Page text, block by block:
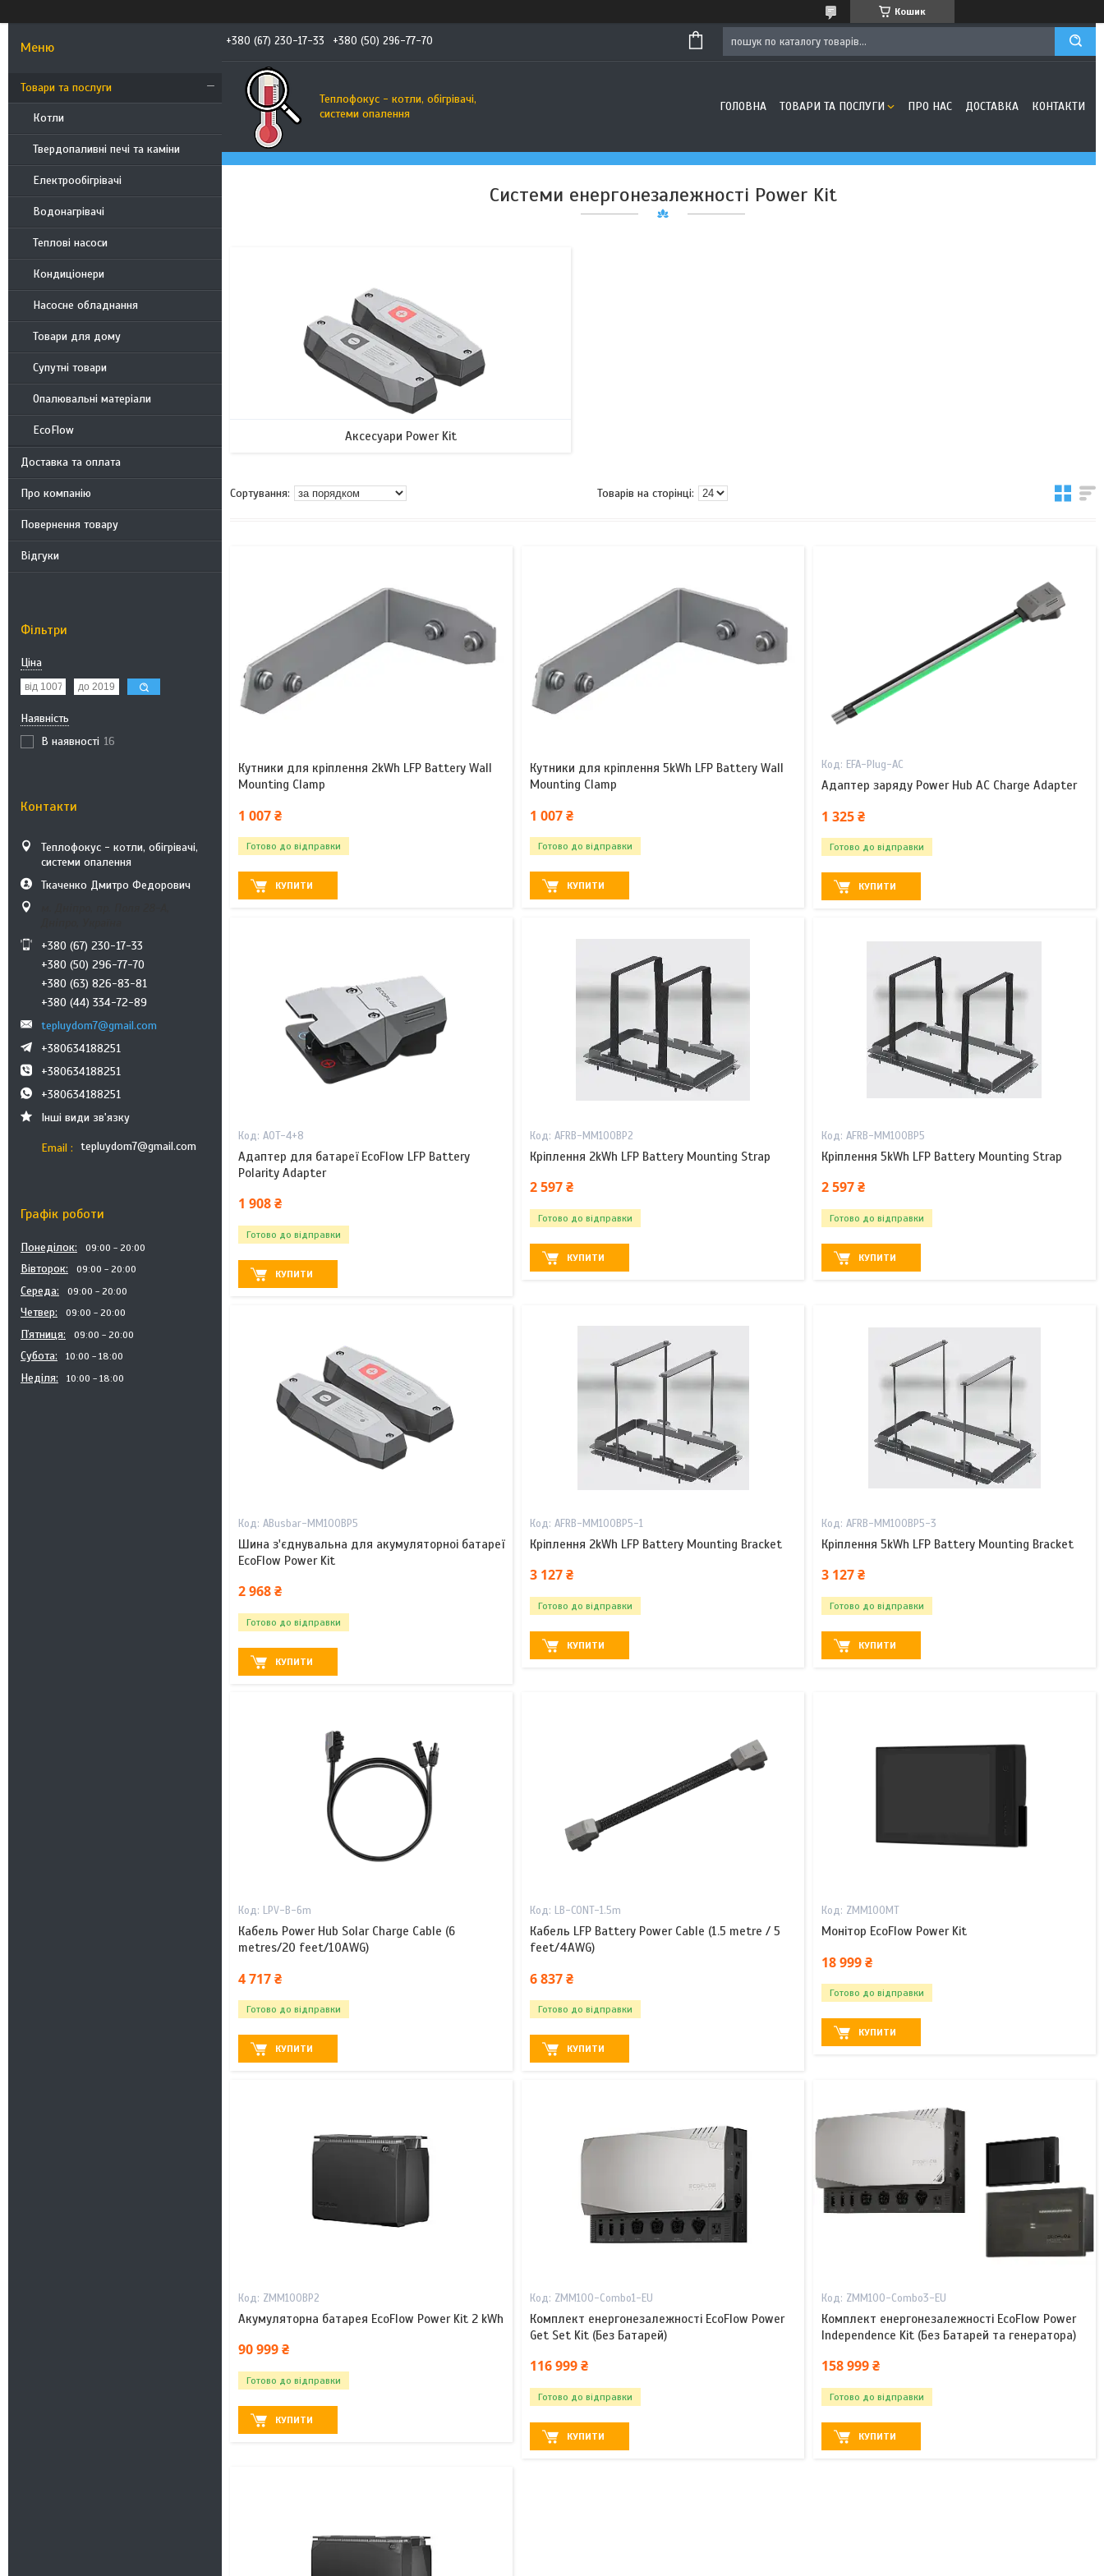
Кошик
Товари та послуги
Котли
Твердопаливні печі та каміни
Електрообігрівачі
Водонагрівачі
Теплові насоси
Кондиціонери
Насосне обладнання
Товари для дому
Супутні товари
Опалювальні матеріали
EcoFlow
Доставка та оплата
Про компанію
Повернення товару
Відгуки
Фільтри
Ціна
Наявність
В наявності 16
Контакти
Теплофокус - котли, обігрівачі,
системи опалення
Ткаченко Дмитро Федорович
+380 (67) 230-17-33
+380 (50) 296-77-70
+380 (63) 826-83-81
+380 (44) 334-72-89
tepluydom7@gmail.com
+380634188251
+380634188251
+380634188251
Інші види зв'язку
Email tepluydom7@gmail.com
Графік роботи
Понеділок 09:00 20:00
Вівторок 09:00 20:00
Середа 09:00 20:00
Четвер 09:00 20:00
Пʼятниця 09:00 20:00
Субота 10:00 18:00
Неділя 10:00 18:00
+380 (67) 230-17-33 +380 (50) 296-77-70
Теплофокус - котли, обігрівачі,
системи опалення
ГОЛОВНА ТОВАРИ ТА ПОСЛУГИ ПРО НАС ДОСТАВКА КОНТАКТИ
Cистеми енергонезалежності Power Kit
1
Аксесуари Power Kit
Кутники для кріплення 2kWh LFP Battery Wall
Mounting Clamp
1 007 ₴
Готово до відправки
КУПИТИ
Кутники для кріплення 5kWh LFP Battery Wall
Mounting Clamp
1 007 ₴
Готово до відправки
КУПИТИ
EFA-Plug-AC
Адаптер заряду Power Hub AC Charge Adapter
1 325 ₴
Готово до відправки
КУПИТИ
AOT-4+8
Адаптер для батареї EcoFlow LFP Battery
Polarity Adapter
1 908 ₴
Готово до відправки
КУПИТИ
AFRB-MM100BP2
Кріплення 2kWh LFP Battery Mounting Strap
2 597 ₴
Готово до відправки
КУПИТИ
AFRB-MM100BP5
Кріплення 5kWh LFP Battery Mounting Strap
2 597 ₴
Готово до відправки
КУПИТИ
ABusbar-MM100BP5
Шина з'єднувальна для акумуляторноі батареї
EcoFlow Power Kit
2 968 ₴
Готово до відправки
КУПИТИ
AFRB-MM100BP5-1
Кріплення 2kWh LFP Battery Mounting Bracket
3 127 ₴
Готово до відправки
КУПИТИ
AFRB-MM100BP5-3
Кріплення 5kWh LFP Battery Mounting Bracket
3 127 ₴
Готово до відправки
КУПИТИ
LPV-B-6m
Кабель Power Hub Solar Charge Cable (6
metres/20 feet/10AWG)
4 717 ₴
Готово до відправки
КУПИТИ
LB-CONT-1.5m
Кабель LFP Battery Power Cable (1.5 metre / 5
feet/4AWG)
6 837 ₴
Готово до відправки
КУПИТИ
ZMM100MT
Монітор EcoFlow Power Kit
18 999 ₴
Готово до відправки
КУПИТИ
ZMM100BP2
Акумуляторна батарея EcoFlow Power Kit 2 kWh
90 999 ₴
Готово до відправки
КУПИТИ
ZMM100-Combo1-EU
Комплект енергонезалежності EcoFlow Power
Get Set Kit (Без Батарей)
116 999 ₴
Готово до відправки
КУПИТИ
ZMM100-Combo3-EU
Комплект енергонезалежності EcoFlow Power
Independence Kit (Без Батарей та генератора)
158 999 ₴
Готово до відправки
КУПИТИ